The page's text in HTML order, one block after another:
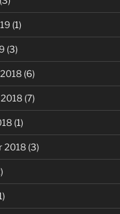
(1)
(3)
(6)
(7)
(1)
2018 (3)